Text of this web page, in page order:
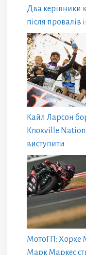
Два керівники
після провалів
Кайл Ларсон
Knoxville
виступити
МотоГП: Хорхе
Марк Маркес